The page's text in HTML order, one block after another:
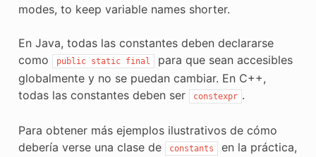
modes, to keep variable names shorter.
En Java, todas las constantes deben declararse
como
public static final
para que sean accesibles
globalmente y no se puedan cambiar. En C++,
todas las constantes deben ser
constexpr .
Para obtener más ejemplos ilustrativos de cómo
debería verse una clase de
constants
en la práctica,